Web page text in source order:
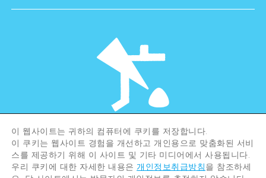
©Hiroshima Tourism Association /
Hiroshima Prefecture / Hiroshima City .
All rights reserved
이 웹사이트는 귀하의 컴퓨터에 쿠키를 저장합니다.
이 쿠키는 웹사이트 경험을 개선하고 개인용으로 맞춤화된 서비
스를 제공하기 위해 이 사이트 및 기타 미디어에서 사용됩니다.
우리 쿠키에 대한 자세한 내용은개인정보취급방침을 참조하세